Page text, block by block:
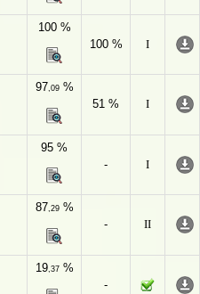
100 %
100 %
I
97,09%
51 %
I
95 %
-
I
87,29%
-
II
19,37%
-